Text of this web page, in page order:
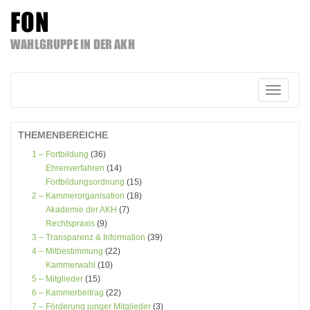
FON
WAHLGRUPPE IN DER AKH
Inhalt
Schalte
THEMENBEREICHE
1 – Fortbildung (36)
Ehrenverfahren (14)
Fortbildungsordnung (15)
2 – Kammerorganisation (18)
Akademie der AKH (7)
Rechtspraxis (9)
3 – Transparenz & Information (39)
4 – Mitbestimmung (22)
Kammerwahl (10)
5 – Mitglieder (15)
6 – Kammerbeitrag (22)
7 – Förderung junger Mitglieder (3)